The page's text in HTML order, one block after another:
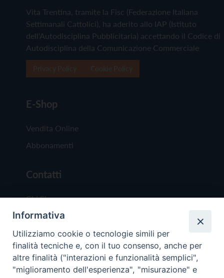
Vita Trentina, tramite la Fisc (Federazione Italiana
Settimanali Cattolici), ha aderito allo IAP (Istituto
dell'Autodisciplina Pubblicitaria) accettando il Codice di
Autodisciplina della Comunicazione Commerciale
E-Shop
Vendita Online
Abbonamenti
Contatti
Chi Siamo
Redazione
Scrivici
Informativa
Utilizziamo cookie o tecnologie simili per
finalità tecniche e, con il tuo consenso, anche per
altre finalità ("interazioni e funzionalità semplici",
"miglioramento dell'esperienza", "misurazione" e